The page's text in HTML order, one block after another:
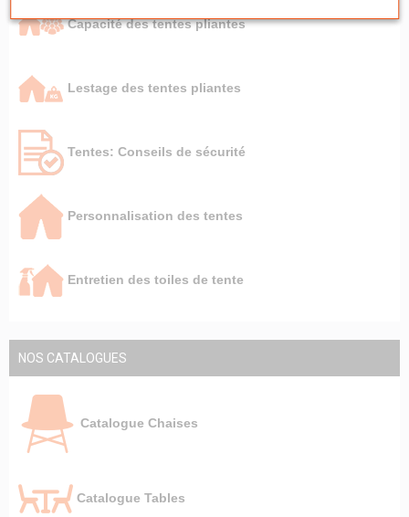
Capacité des tentes pliantes
Lestage des tentes pliantes
Tentes: Conseils de sécurité
Personnalisation des tentes
Entretien des toiles de tente
NOS CATALOGUES
Catalogue Chaises
Catalogue Tables